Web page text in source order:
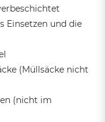
Einsetzen und die
(Müllsäcke nicht
(nicht im